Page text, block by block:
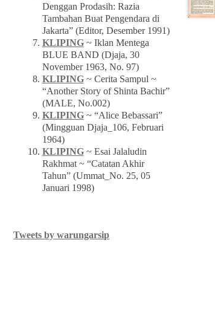
Denggan Prodasih: Razia
Tambahan Buat Pengendara di
Jakarta” (Editor, Desember 1991)
KLIPING~ Iklan Mentega
BLUE BAND (Djaja, 30
November 1963, No. 97)
KLIPING~ Cerita Sampul ~
“Another Story of Shinta Bachir”
(MALE, No.002)
KLIPING~ “Alice Bebassari”
(Mingguan Djaja_106, Februari
1964)
KLIPING~ Esai Jalaludin
Rakhmat ~ “Catatan Akhir
Tahun” (Ummat_No. 25, 05
Januari 1998)
Tweets by warungarsip